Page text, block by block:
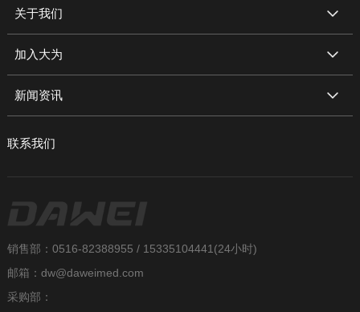
关于我们
加入大为
新闻资讯
联系我们
销售部：0516-82388955 / 15335104441(24小时)
邮箱：dw@daweimed.com
采购部：